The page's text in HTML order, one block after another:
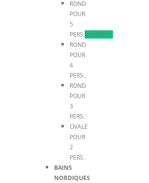
ROND
POUR
5
PERS.NOUVEAU
ROND
POUR
4
PERS.
ROND
POUR
3
PERS.
OVALE
POUR
2
PERS.
BAINS
NORDIQUES